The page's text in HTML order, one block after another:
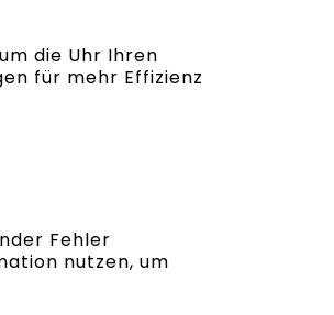
die Uhr Ihren
für mehr Effizienz
Fehler
nutzen, um